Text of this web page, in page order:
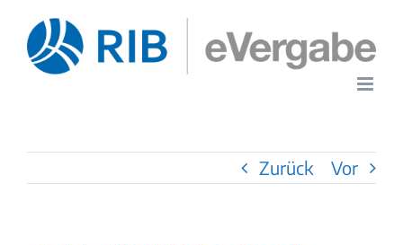
Inhalt
springen
Zurück Vor